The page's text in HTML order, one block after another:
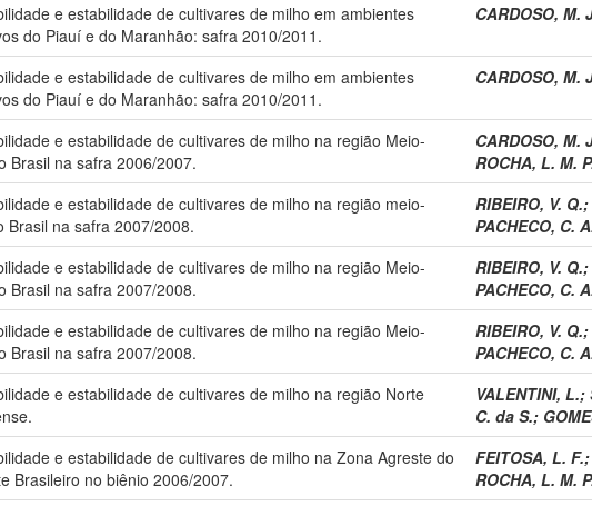
e estabilidade de cultivares de milho em ambientes
do Piauí e do Maranhão: safra 2010/2011.
CARDOSO, M.
e estabilidade de cultivares de milho em ambientes
do Piauí e do Maranhão: safra 2010/2011.
CARDOSO, M.
e estabilidade de cultivares de milho na região Meio-
Brasil na safra 2006/2007.
CARDOSO, M.
ROCHA, L. M.
e estabilidade de cultivares de milho na região meio-
Brasil na safra 2007/2008.
RIBEIRO, V. Q.;
PACHECO, C.
e estabilidade de cultivares de milho na região Meio-
Brasil na safra 2007/2008.
RIBEIRO, V. Q.;
PACHECO, C.
e estabilidade de cultivares de milho na região Meio-
Brasil na safra 2007/2008.
RIBEIRO, V. Q.;
PACHECO, C.
e estabilidade de cultivares de milho na região Norte
VALENTINI, L.;
C. da S.;
e estabilidade de cultivares de milho na Zona Agreste do
Brasileiro no biênio 2006/2007.
FEITOSA, L. F.;
ROCHA, L. M.